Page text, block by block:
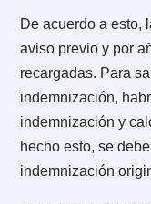
4.¿Cómo
de un
La notificación
la Inspección del
validez legal